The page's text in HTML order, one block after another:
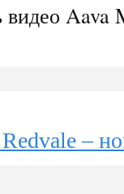
Aava
–